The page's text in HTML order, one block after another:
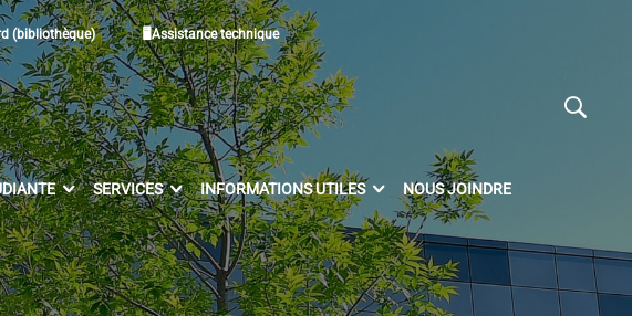
(bibliothèque) 🖥Assistance technique
SERVICES INFORMATIONS UTILES NOUS JOINDRE